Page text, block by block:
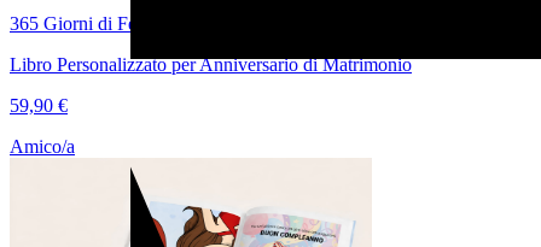
365 Giorni di Felicità
Libro Personalizzato per Anniversario di Matrimonio
59,90 €
Amico/a